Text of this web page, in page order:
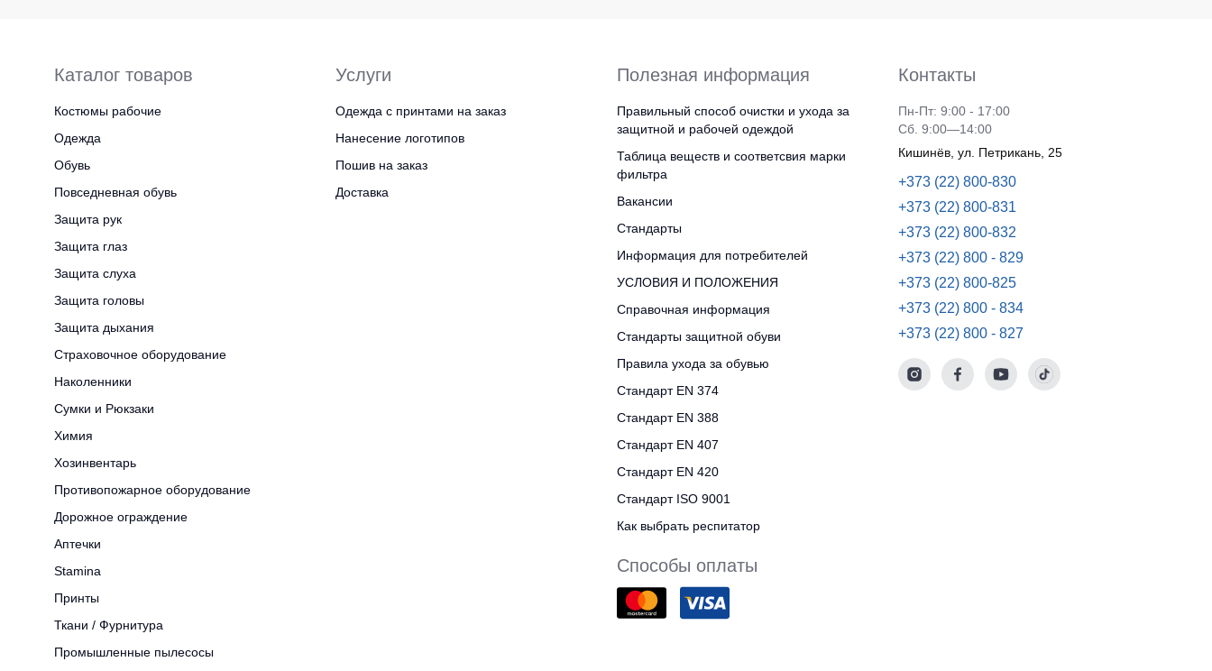
Каталог товаров
Костюмы рабочие
Одежда
Обувь
Повседневная обувь
Защита рук
Защита глаз
Защита слуха
Защита головы
Защита дыхания
Страховочное оборудование
Наколенники
Сумки и Рюкзаки
Химия
Хозинвентарь
Противопожарное оборудование
Дорожное ограждение
Аптечки
Stamina
Принты
Ткани / Фурнитура
Промышленные пылесосы
Услуги
Одежда с принтами на заказ
Нанесение логотипов
Пошив на заказ
Доставка
Полезная информация
Правильный способ очистки и ухода за
защитной и рабочей одеждой
Таблица веществ и соответсвия марки
фильтра
Вакансии
Стандарты
Информация для потребителей
УСЛОВИЯ И ПОЛОЖЕНИЯ
Справочная информация
Стандарты защитной обуви
Правила ухода за обувью
Стандарт EN 374
Стандарт EN 388
Стандарт EN 407
Стандарт EN 420
Стандарт ISO 9001
Как выбрать респитатор
Способы оплаты
Контакты
Пн-Пт: 9:00 - 17:00
Сб. 9:00—14:00
Кишинёв, ул. Петрикань, 25
+373 (22) 800-830
+373 (22) 800-831
+373 (22) 800-832
+373 (22) 800 - 829
+373 (22) 800-825
+373 (22) 800 - 834
+373 (22) 800 - 827